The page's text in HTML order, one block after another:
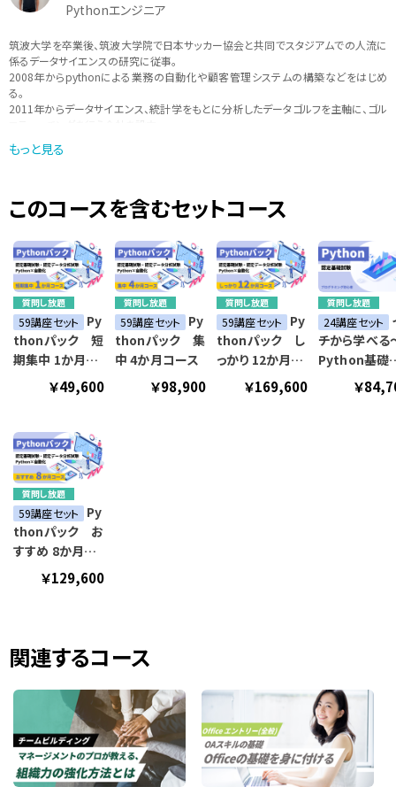
Pythonエンジニア
筑波大学を卒業後、筑波大学院で日本サッカー協会と共同でスタジアムでの人流に
係るデータサイエンスの研究に従事。
2008年からpythonによる業務の自動化や顧客管理システムの構築などをはじめ
る。
2011年からデータサイエンス、統計学をもとに分析したデータゴルフを主軸に、ゴル
データをもとにしたスポーツのティーチングを行いながら、現在は、pythonを中心
に、「実際に現場で使えるような学びを提供」をモットーに講師活動も行っている。
もっと見る
このコースを含むセットコース
質問し放題
59講座セット Py
thonパック 短
期集中 1か月コ
￥49,600
質問し放題
59講座セット Py
thonパック 集
中 4か月コース
￥98,900
質問し放題
59講座セット Py
thonパック し
っかり 12か月コ
￥169,600
質問し放題
24講座セット
チから学べる
Python基礎
￥
質問し放題
59講座セット Py
thonパック お
すすめ 8か月コ
￥129,600
関連するコース